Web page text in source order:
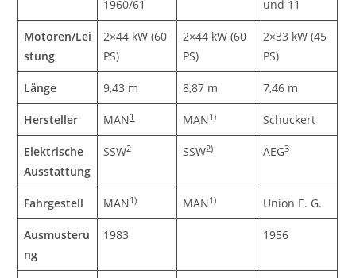
1960/61
und 11
Motoren/Lei
stung
2×44 kW (60
PS)
2×44 kW (60
PS)
2×33 kW (45
PS)
Länge 9,43 m 8,87 m 7,46 m
Hersteller MAN1 MAN1) Schuckert
Elektrische
Ausstattung
SSW2 SSW2) AEG3
Fahrgestell MAN1) MAN1) Union E. G.
Ausmusteru
ng
1983 1956